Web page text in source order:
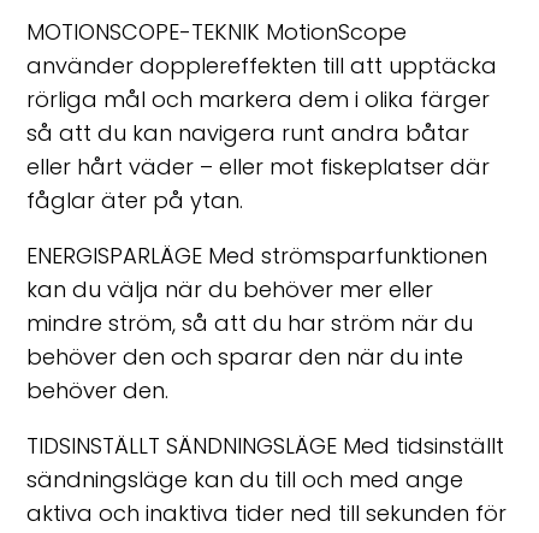
MOTIONSCOPE-TEKNIK MotionScope
använder dopplereffekten till att upptäcka
rörliga mål och markera dem i olika färger
så att du kan navigera runt andra båtar
eller hårt väder – eller mot fiskeplatser där
fåglar äter på ytan.
ENERGISPARLÄGE Med strömsparfunktionen
kan du välja när du behöver mer eller
mindre ström, så att du har ström när du
behöver den och sparar den när du inte
behöver den.
TIDSINSTÄLLT SÄNDNINGSLÄGE Med tidsinställt
sändningsläge kan du till och med ange
aktiva och inaktiva tider ned till sekunden för